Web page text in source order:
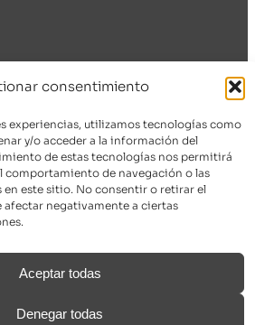
consentimiento
experiencias, utilizamos tecnologías como
y/o acceder a la información del
de estas tecnologías nos permitirá
comportamiento de navegación o las
este sitio. No consentir o retirar el
negativamente a ciertas
Aceptar todas
Denegar todas
Meetup. Sobre esta web.
de privacidadCookies